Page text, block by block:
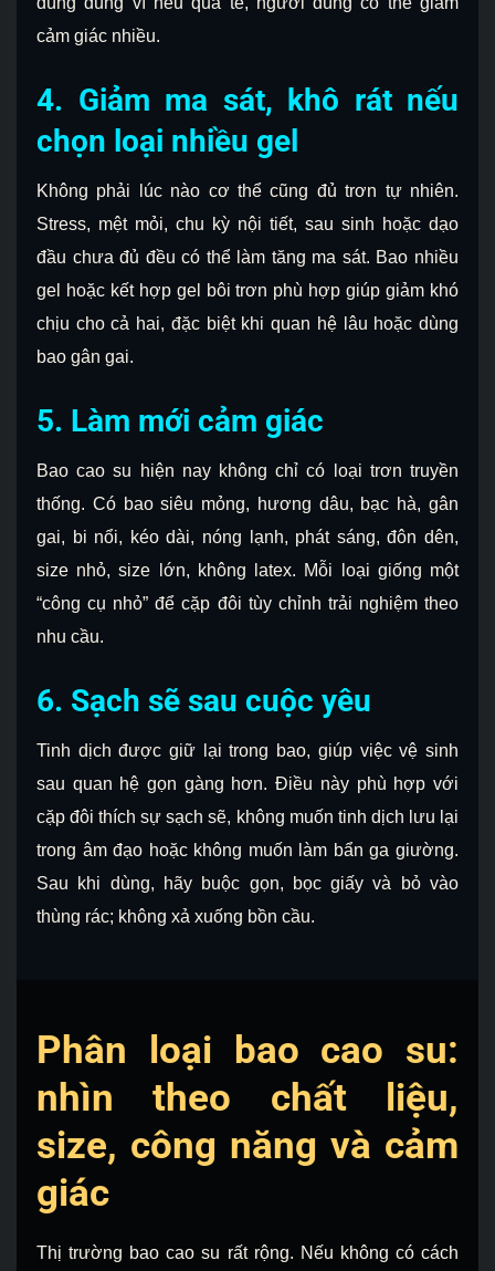
cảm giác nhiều.
4. Giảm ma sát, khô rát nếu
chọn loại nhiều gel
Không phải lúc nào cơ thể cũng đủ trơn tự nhiên.
Stress, mệt mỏi, chu kỳ nội tiết, sau sinh hoặc dạo
đầu chưa đủ đều có thể làm tăng ma sát. Bao nhiều
gel hoặc kết hợp gel bôi trơn phù hợp giúp giảm khó
chịu cho cả hai, đặc biệt khi quan hệ lâu hoặc dùng
bao gân gai.
5. Làm mới cảm giác
Bao cao su hiện nay không chỉ có loại trơn truyền
thống. Có bao siêu mỏng, hương dâu, bạc hà, gân
gai, bi nổi, kéo dài, nóng lạnh, phát sáng, đôn dên,
size nhỏ, size lớn, không latex. Mỗi loại giống một
“công cụ nhỏ” để cặp đôi tùy chỉnh trải nghiệm theo
nhu cầu.
6. Sạch sẽ sau cuộc yêu
Tinh dịch được giữ lại trong bao, giúp việc vệ sinh
sau quan hệ gọn gàng hơn. Điều này phù hợp với
cặp đôi thích sự sạch sẽ, không muốn tinh dịch lưu lại
trong âm đạo hoặc không muốn làm bẩn ga giường.
Sau khi dùng, hãy buộc gọn, bọc giấy và bỏ vào
thùng rác; không xả xuống bồn cầu.
Phân loại bao cao su:
nhìn theo chất liệu,
size, công năng và cảm
giác
Thị trường bao cao su rất rộng. Nếu không có cách